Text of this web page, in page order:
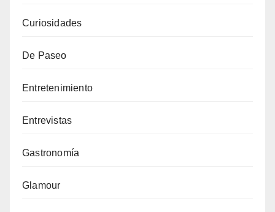
Curiosidades
De Paseo
Entretenimiento
Entrevistas
Gastronomía
Glamour